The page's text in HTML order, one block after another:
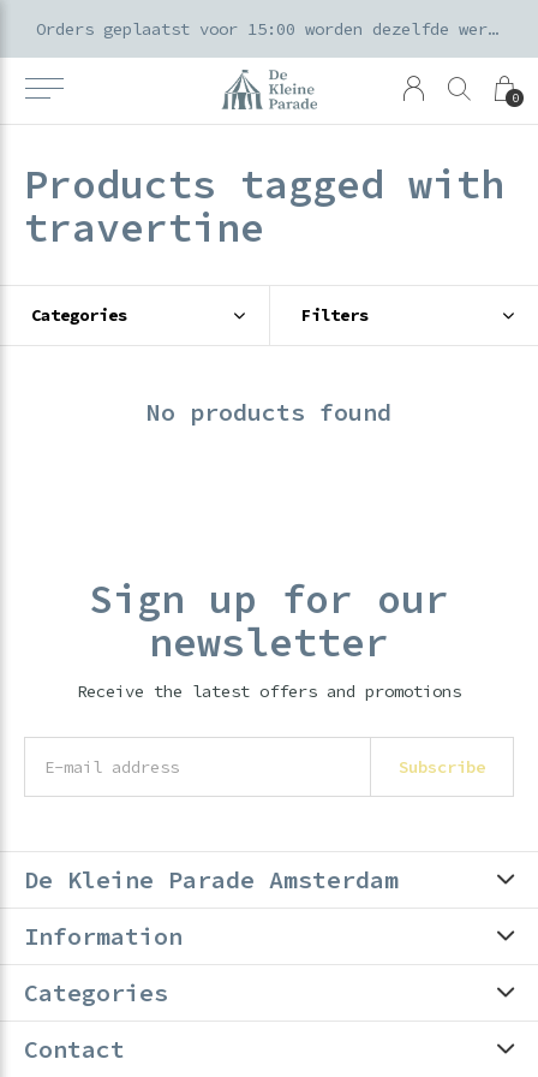
0
Orders geplaatst voor 15:00 worden dezelfde werkdag verzonden
Products tagged with
travertine
Categories Filters
No products found
Sign up for our
newsletter
Receive the latest offers and promotions
Subscribe
De Kleine Parade Amsterdam
Information
Categories
Contact